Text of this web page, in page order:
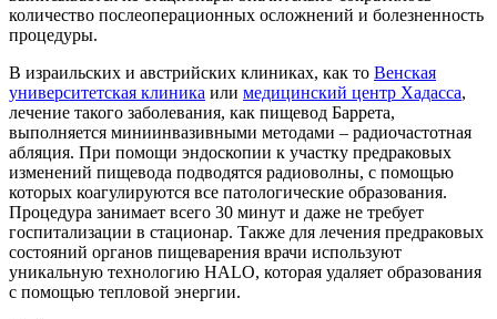
количество послеоперационных осложнений и болезненность
процедуры.
В израильских и австрийских клиниках, как то Венская
университетская клиника или медицинский центр Хадасса,
лечение такого заболевания, как пищевод Баррета,
выполняется миниинвазивными методами – радиочастотная
абляция. При помощи эндоскопии к участку предраковых
изменений пищевода подводятся радиоволны, с помощью
которых коагулируются все патологические образования.
Процедура занимает всего 30 минут и даже не требует
госпитализации в стационар. Также для лечения предраковых
состояний органов пищеварения врачи используют
уникальную технологию HALO, которая удаляет образования
с помощью тепловой энергии.